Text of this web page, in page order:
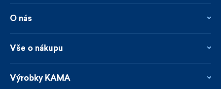
O nás
Kontakty
Novinky
Vše o nákupu
Věrnostní program
Výrobky KAMA